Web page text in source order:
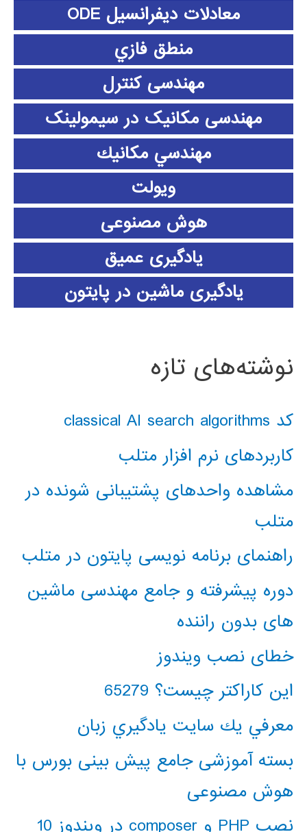
معادلات دیفرانسیل ODE
منطق فازي
مهندسی کنترل
مهندسی مکانیک در سیمولینک
مهندسي مكانيك
ویولت
هوش مصنوعی
یادگیری عمیق
یادگیری ماشین در پایتون
نوشته‌های تازه
کد classical AI search algorithms
کاربردهای نرم افزار متلب
مشاهده واحدهای پشتیبانی شونده در
متلب
راهنمای برنامه نویسی پایتون در متلب
دوره پیشرفته و جامع مهندسی ماشین
های بدون راننده
خطای نصب ویندوز
این کاراکتر چیست؟ 65279
معرفي يك سايت يادگيري زبان
بسته آموزشی جامع پیش بینی بورس با
هوش مصنوعی
نصب PHP و composer در ویندوز 10